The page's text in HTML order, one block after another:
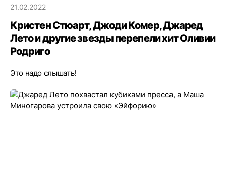
21.02.2022
Кристен Стюарт, Джоди Комер, Джаред
Лето и другие звезды перепели хит Оливии
Родриго
Это надо слышать!